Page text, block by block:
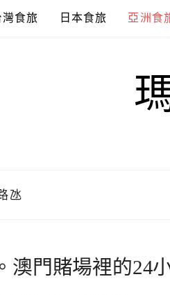
灣食旅 日本食旅 亞洲食
氹
澳門賭場裡的24